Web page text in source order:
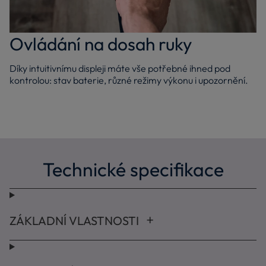
Ovládání na dosah ruky
Díky intuitivnímu displeji máte vše potřebné ihned pod
kontrolou: stav baterie, různé režimy výkonu i upozornění.
Technické specifikace
ZÁKLADNÍ VLASTNOSTI